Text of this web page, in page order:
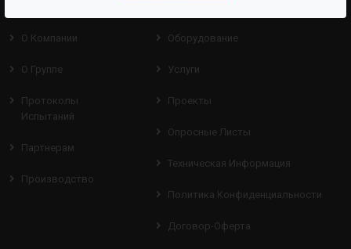
О Компании
О Группе
Протоколы
Испытаний
Партнерам
Производство
Оборудование
Услуги
Проекты
Опросные Листы
Техническая Информация
Политика Конфиденциальности
Договор-Оферта